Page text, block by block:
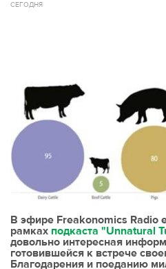
СЕГОДНЯ
В эфире Freakonomics Radio
рамках подкаста "Unnatural
довольно интересная
готовившейся к встрече
Благодарения и поеданию